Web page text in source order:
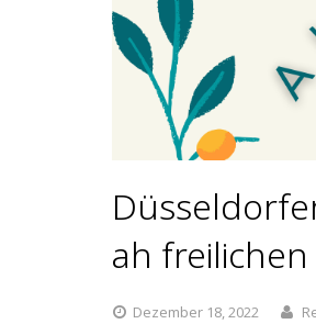
ah
Dezember 18, 2022